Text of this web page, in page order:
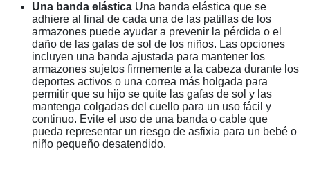
Una banda elástica Una banda elástica que se
adhiere al final de cada una de las patillas de los
armazones puede ayudar a prevenir la pérdida o el
daño de las gafas de sol de los niños. Las opciones
incluyen una banda ajustada para mantener los
armazones sujetos firmemente a la cabeza durante los
deportes activos o una correa más holgada para
permitir que su hijo se quite las gafas de sol y las
mantenga colgadas del cuello para un uso fácil y
continuo. Evite el uso de una banda o cable que
pueda representar un riesgo de asfixia para un bebé o
niño pequeño desatendido.